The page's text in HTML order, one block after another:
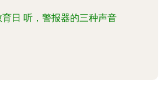
日 听，警报器的三种声音